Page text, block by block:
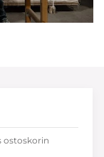
ostoskorin